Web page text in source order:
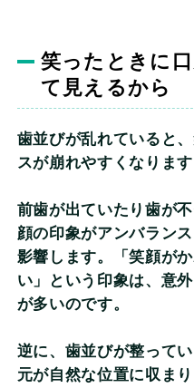
笑ったときに
て見えるから
歯並びが乱れていると
スが崩れやすくなります
前歯が出ていたり歯が
顔の印象がアンバラン
影響します。「笑顔が
い」という印象は、意
が多いのです。
逆に、歯並びが整って
元が自然な位置に収ま